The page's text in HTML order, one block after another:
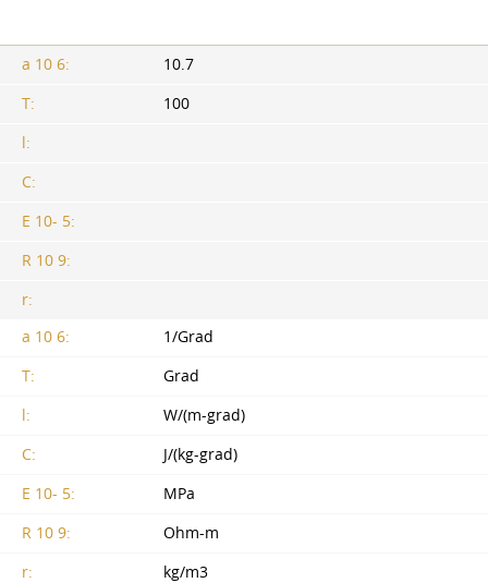
a 10 6:
10.7
T:
100
l:
C:
E 10- 5:
R 10 9:
r:
a 10 6:
1/Grad
T:
Grad
l:
W/(m-grad)
C:
J/(kg-grad)
E 10- 5:
MPa
R 10 9:
Ohm-m
r:
kg/m3